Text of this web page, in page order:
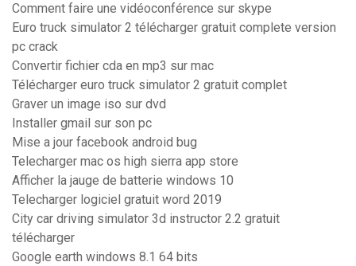
Comment faire une vidéoconférence sur skype
Euro truck simulator 2 télécharger gratuit complete version
pc crack
Convertir fichier cda en mp3 sur mac
Télécharger euro truck simulator 2 gratuit complet
Graver un image iso sur dvd
Installer gmail sur son pc
Mise a jour facebook android bug
Telecharger mac os high sierra app store
Afficher la jauge de batterie windows 10
Telecharger logiciel gratuit word 2019
City car driving simulator 3d instructor 2.2 gratuit
télécharger
Google earth windows 8.1 64 bits